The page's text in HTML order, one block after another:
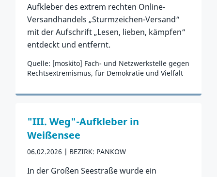
Aufkleber des extrem rechten Online-
Versandhandels „Sturmzeichen-Versand“
mit der Aufschrift „Lesen, lieben, kämpfen“
entdeckt und entfernt.
Quelle: [moskito] Fach- und Netzwerkstelle gegen
Rechtsextremismus, für Demokratie und Vielfalt
Zum Vorfall
"III. Weg"-Aufkleber in
Weißensee
06.02.2026 BEZIRK: PANKOW
In der Großen Seestraße wurde ein